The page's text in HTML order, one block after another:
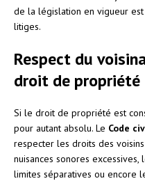
de la législation en vigueur
litiges.
Respect du
droit de propriété
Si le droit de propriété est
pour autant absolu. Le Code
respecter les droits des
nuisances sonores
limites séparatives ou encore